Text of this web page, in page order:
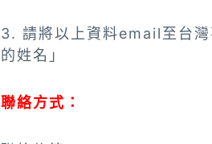
3. 請將以上資料email至台
的姓名」
聯絡方式：